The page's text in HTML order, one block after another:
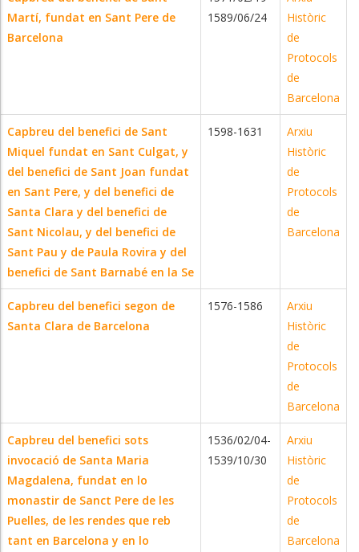
Martí, fundat en Sant Pere de
Barcelona
1589/06/24
Històric
de
Protocols
de
Barcelona
Capbreu del benefici de Sant
Miquel fundat en Sant Culgat, y
del benefici de Sant Joan fundat
en Sant Pere, y del benefici de
Santa Clara y del benefici de
Sant Nicolau, y del benefici de
Sant Pau y de Paula Rovira y del
benefici de Sant Barnabé en la Se
1598-1631
Arxiu
Històric
de
Protocols
de
Barcelona
Capbreu del benefici segon de
Santa Clara de Barcelona
1576-1586
Arxiu
Històric
de
Protocols
de
Barcelona
Capbreu del benefici sots
invocació de Santa Maria
Magdalena, fundat en lo
monastir de Sanct Pere de les
Puelles, de les rendes que reb
tant en Barcelona y en lo
1536/02/04-
1539/10/30
Arxiu
Històric
de
Protocols
de
Barcelona